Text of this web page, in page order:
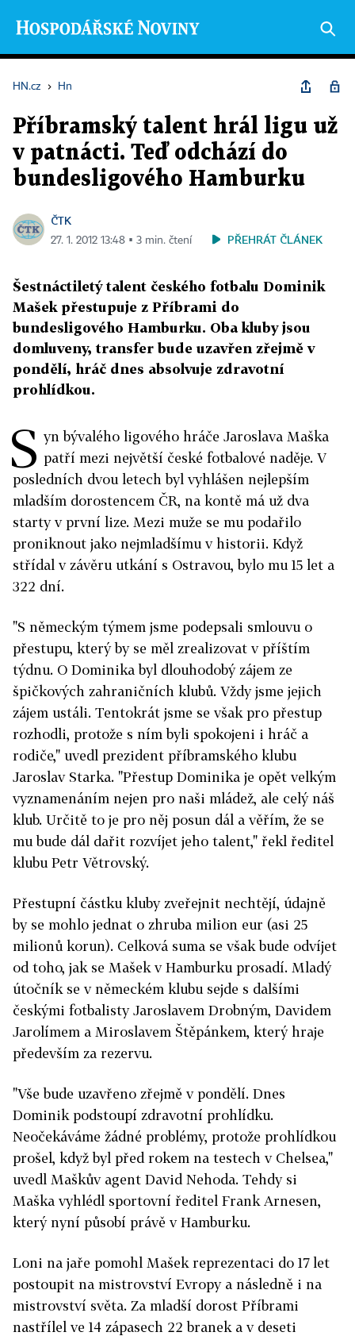
HN.cz › Hn
Příbramský talent hrál ligu už
v patnácti. Teď odchází do
bundesligového Hamburku
ČTK
27. 1. 2012 13:48 ▪ 3 min. čtení PŘEHRÁT ČLÁNEK
Šestnáctiletý talent českého fotbalu Dominik
Mašek přestupuje z Příbrami do
bundesligového Hamburku. Oba kluby jsou
domluveny, transfer bude uzavřen zřejmě v
pondělí, hráč dnes absolvuje zdravotní
prohlídkou.
S yn bývalého ligového hráče Jaroslava Maška
patří mezi největší české fotbalové naděje. V
posledních dvou letech byl vyhlášen nejlepším
mladším dorostencem ČR, na kontě má už dva
starty v první lize. Mezi muže se mu podařilo
proniknout jako nejmladšímu v historii. Když
střídal v závěru utkání s Ostravou, bylo mu 15 let a
322 dní.
"S německým týmem jsme podepsali smlouvu o
přestupu, který by se měl zrealizovat v příštím
týdnu. O Dominika byl dlouhodobý zájem ze
špičkových zahraničních klubů. Vždy jsme jejich
zájem ustáli. Tentokrát jsme se však pro přestup
rozhodli, protože s ním byli spokojeni i hráč a
rodiče," uvedl prezident příbramského klubu
Jaroslav Starka. "Přestup Dominika je opět velkým
vyznamenáním nejen pro naši mládež, ale celý náš
klub. Určitě to je pro něj posun dál a věřím, že se
mu bude dál dařit rozvíjet jeho talent," řekl ředitel
klubu Petr Větrovský.
Přestupní částku kluby zveřejnit nechtějí, údajně
by se mohlo jednat o zhruba milion eur (asi 25
milionů korun). Celková suma se však bude odvíjet
od toho, jak se Mašek v Hamburku prosadí. Mladý
útočník se v německém klubu sejde s dalšími
českými fotbalisty Jaroslavem Drobným, Davidem
Jarolímem a Miroslavem Štěpánkem, který hraje
především za rezervu.
"Vše bude uzavřeno zřejmě v pondělí. Dnes
Dominik podstoupí zdravotní prohlídku.
Neočekáváme žádné problémy, protože prohlídkou
prošel, když byl před rokem na testech v Chelsea,"
uvedl Maškův agent David Nehoda. Tehdy si
Maška vyhlédl sportovní ředitel Frank Arnesen,
který nyní působí právě v Hamburku.
Loni na jaře pomohl Mašek reprezentaci do 17 let
postoupit na mistrovství Evropy a následně i na
mistrovství světa. Za mladší dorost Příbrami
nastřílel ve 14 zápasech 22 branek a v deseti